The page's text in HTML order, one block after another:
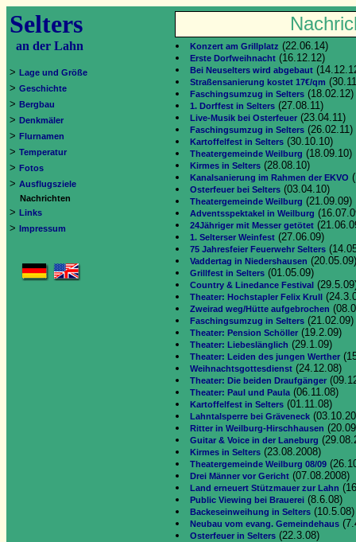
Selters
an der Lahn
> Lage und Größe
> Geschichte
> Bergbau
> Denkmäler
> Flurnamen
> Temperatur
> Fotos
> Ausflugsziele
Nachrichten
> Links
> Impressum
Konzert am Grillplatz (22.06.14)
Erste Dorfweihnacht (16.12.12)
Bei Neuselters wird abgebaut
Straßensanierung kostet 17€/qm
Faschingsumzug in Selters (18.02.12)
1. Dorffest in Selters (27.08.11)
Live-Musik bei Osterfeuer (23.04.11)
Faschingsumzug in Selters (26.02.11)
Kartoffelfest in Selters (30.10.10)
Theatergemeinde Weilburg (18.09.10)
Kirmes in Selters (28.08.10)
Kanalsanierung im Rahmen der EKVO
Osterfeuer bei Selters (03.04.10)
Theatergemeinde Weilburg (21.09.09)
Adventsspektakel in Weilburg
24Jähriger mit Messer getötet
1. Selterser Weinfest (27.06.09)
75 Jahresfeier Feuerwehr Selters
Vaddertag in Niedershausen
Grillfest in Selters (01.05.09)
Country & Linedance Festival
Theater: Hochstapler Felix Krull
Zweirad weg/Hütte aufgebrochen
Faschingsumzug in Selters (21.02.09)
Theater: Pension Schöller (19.2.09)
Theater: Liebeslänglich (29.1.09)
Theater: Leiden des jungen Werther
Weihnachtsgottesdienst (24.12.08)
Theater: Die beiden Draufgänger
Theater: Paul und Paula(06.11.08)
Kartoffelfest in Selters (01.11.08)
Lahntalsperre bei Gräveneck
Ritter in Weilburg-Hirschhausen
Guitar & Voice in der Laneburg
Kirmes in Selters (23.08.2008)
Theatergemeinde Weilburg 08/09
Drei Männer vor Gericht (07.08.2008)
Land erneuert Stützmauer zur Lahn
Public Viewing bei Brauerei (8.6.08)
Backeseinweihung in Selters (10.5.08)
Neubau vom evang. Gemeindehaus
Osterfeuer in Selters (22.3.08)